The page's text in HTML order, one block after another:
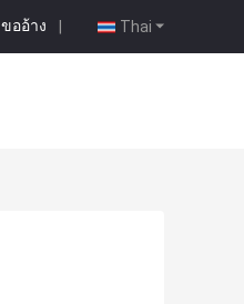
Thai
ขออ้าง |